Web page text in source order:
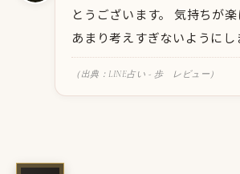
とうございます。 気持ちが楽
あまり考えすぎないようにし
（出典：LINE占い - 歩 レビュー）